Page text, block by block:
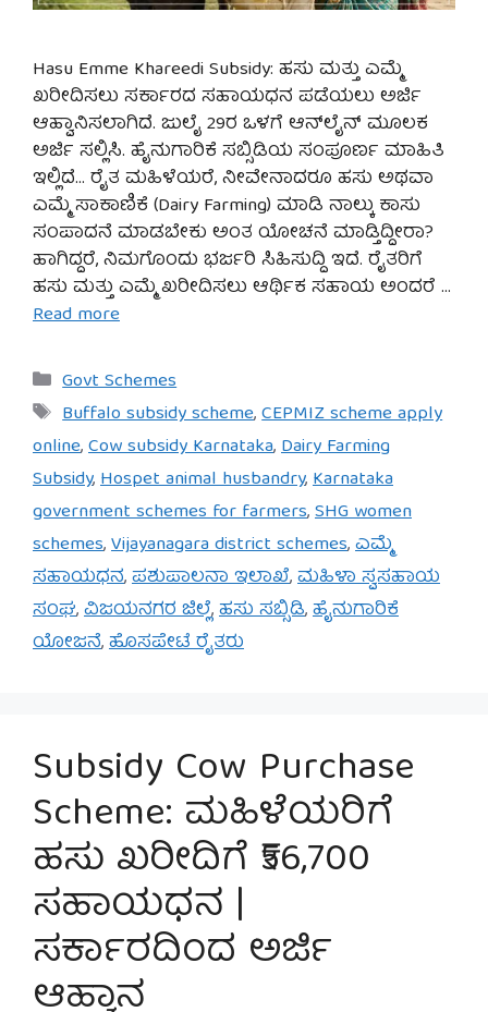
Hasu Emme Khareedi Subsidy: ಹಸು ಮತ್ತು ಎಮ್ಮೆ
ಖರೀದಿಸಲು ಸರ್ಕಾರದ ಸಹಾಯಧನ ಪಡೆಯಲು ಅರ್ಜಿ
ಆಹ್ವಾನಿಸಲಾಗಿದೆ. ಜುಲೈ 29ರ ಒಳಗೆ ಆನ್‌ಲೈನ್ ಮೂಲಕ
ಅರ್ಜಿ ಸಲ್ಲಿಸಿ. ಹೈನುಗಾರಿಕೆ ಸಬ್ಸಿಡಿಯ ಸಂಪೂರ್ಣ ಮಾಹಿತಿ
ಇಲ್ಲಿದೆ… ರೈತ ಮಹಿಳೆಯರೆ, ನೀವೇನಾದರೂ ಹಸು ಅಥವಾ
ಎಮ್ಮೆ ಸಾಕಾಣಿಕೆ (Dairy Farming) ಮಾಡಿ ನಾಲ್ಕು ಕಾಸು
ಸಂಪಾದನೆ ಮಾಡಬೇಕು ಅಂತ ಯೋಚನೆ ಮಾಡ್ತಿದ್ದೀರಾ?
ಹಾಗಿದ್ದರೆ, ನಿಮಗೊಂದು ಭರ್ಜರಿ ಸಿಹಿಸುದ್ದಿ ಇದೆ. ರೈತರಿಗೆ
ಹಸು ಮತ್ತು ಎಮ್ಮೆ ಖರೀದಿಸಲು ಆರ್ಥಿಕ ಸಹಾಯ ಅಂದರೆ …
Read more
Categories
Govt Schemes
Tags
Buffalo subsidy scheme,CEPMIZ scheme apply
online,Cow subsidy Karnataka,Dairy Farming
Subsidy,Hospet animal husbandry,Karnataka
government schemes for farmers,SHG women
schemes,Vijayanagara district schemes,ಎಮ್ಮೆ
ಸಹಾಯಧನ,ಪಶುಪಾಲನಾ ಇಲಾಖೆ,ಮಹಿಳಾ ಸ್ವಸಹಾಯ
ಸಂಘ,ವಿಜಯನಗರ ಜಿಲ್ಲೆ,ಹಸು ಸಬ್ಸಿಡಿ,ಹೈನುಗಾರಿಕೆ
ಯೋಜನೆ,ಹೊಸಪೇಟೆ ರೈತರು
Subsidy Cow Purchase
Scheme: ಮಹಿಳೆಯರಿಗೆ
ಹಸು ಖರೀದಿಗೆ ₹56,700
ಸಹಾಯಧನ |
ಸರ್ಕಾರದಿಂದ ಅರ್ಜಿ